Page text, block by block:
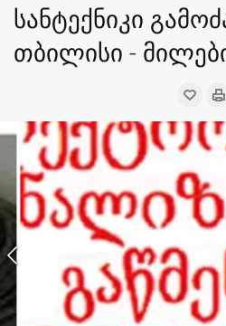
სანტექნიკი
თბილისი -